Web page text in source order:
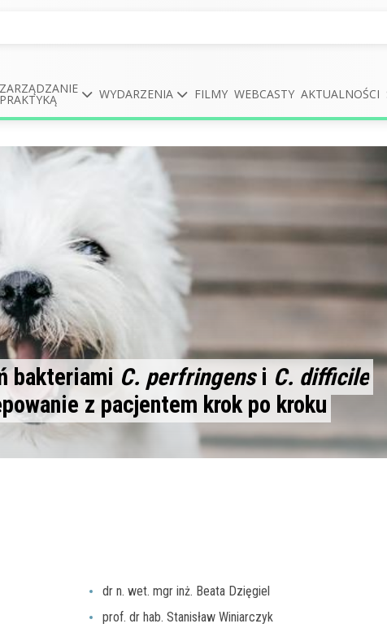
ZARZĄDZANIE
PRAKTYKĄ WYDARZENIA FILMY WEBCASTY AKTUALNOŚCI
bakteriami C. perfringensi C. difficile
z pacjentem krok po kroku
dr n. wet. mgr inż. Beata Dzięgiel
prof. dr hab. Stanisław Winiarczyk